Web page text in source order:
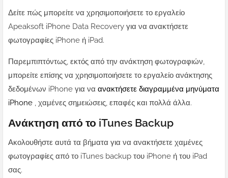
Δείτε πώς μπορείτε να χρησιμοποιήσετε το εργαλείο
Apeaksoft iPhone Data Recovery για να ανακτήσετε
φωτογραφίες iPhone ή iPad.
Παρεμπιπτόντως, εκτός από την ανάκτηση φωτογραφιών,
μπορείτε επίσης να χρησιμοποιήσετε το εργαλείο ανάκτησης
δεδομένων iPhone για να ανακτήσετε διαγραμμένα μηνύματα
iPhone , χαμένες σημειώσεις, επαφές και πολλά άλλα.
Ανάκτηση από το iTunes Backup
Ακολουθήστε αυτά τα βήματα για να ανακτήσετε χαμένες
φωτογραφίες από το iTunes backup του iPhone ή του iPad
σας.